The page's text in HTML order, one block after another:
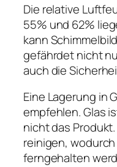
Die relative
55% und 62%
kann
gefährdet nicht
auch die
Eine Lagerung in
empfehlen. Glas
nicht das
reinigen,
ferngehalten